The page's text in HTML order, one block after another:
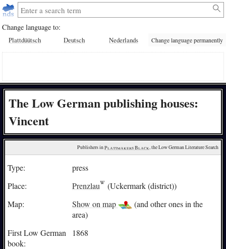
Change language to:
Plattdüütsch Deutsch Nederlands Change language permanently
The Low German publishing houses:
Vincent
Publishers in Plattmakers Black, the Low German Literature Search
Type:
press
Place:
Prenzlau
(Uckermark (district))
Map:
Show on map
(and other ones in the
area)
First Low German
book:
1868